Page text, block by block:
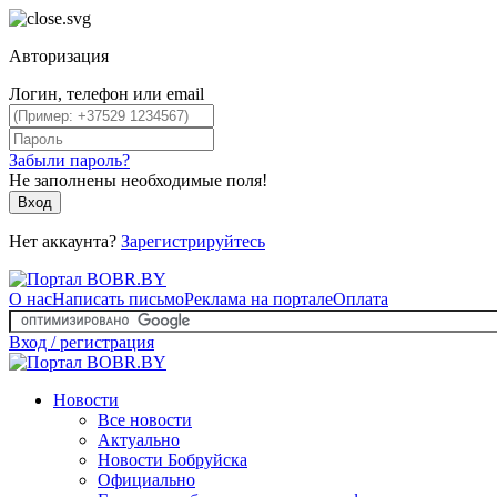
Авторизация
Логин, телефон или email
Забыли пароль?
Не заполнены необходимые поля!
Вход
Нет аккаунта? Зарегистрируйтесь
О насНаписать письмоРеклама на порталеОплата
Вход / регистрация
Новости
Все новости
Актуально
Новости Бобруйска
Официально